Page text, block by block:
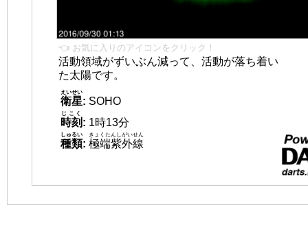
👈 お気に入りのアイコンをクリック！
活動領域がずいぶん減って、活動が落ち着い
た太陽です。
衛星
えいせい
: SOHO
時刻
じこく
: 1時13分
種類
しゅるい
: 極端紫外線
きょくたんしがいせん